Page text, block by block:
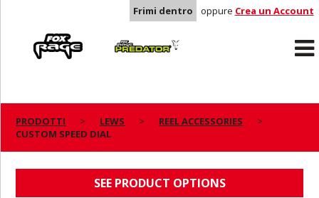
Frimi dentro oppure Crea un Account
Predator
PRODOTTI LEWS
REEL ACCESSORIES
CUSTOM SPEED DIAL
SEE PRODUCT OPTIONS